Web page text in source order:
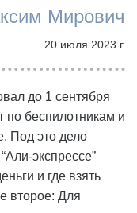
Мирович
20 июля 2023 г.
до 1 сентября
по беспилотникам и
Под это дело
экспрессе”
и где взять
второе: Для